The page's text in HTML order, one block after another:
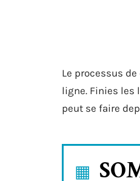
Le processus
ligne. Finies les
peut se faire